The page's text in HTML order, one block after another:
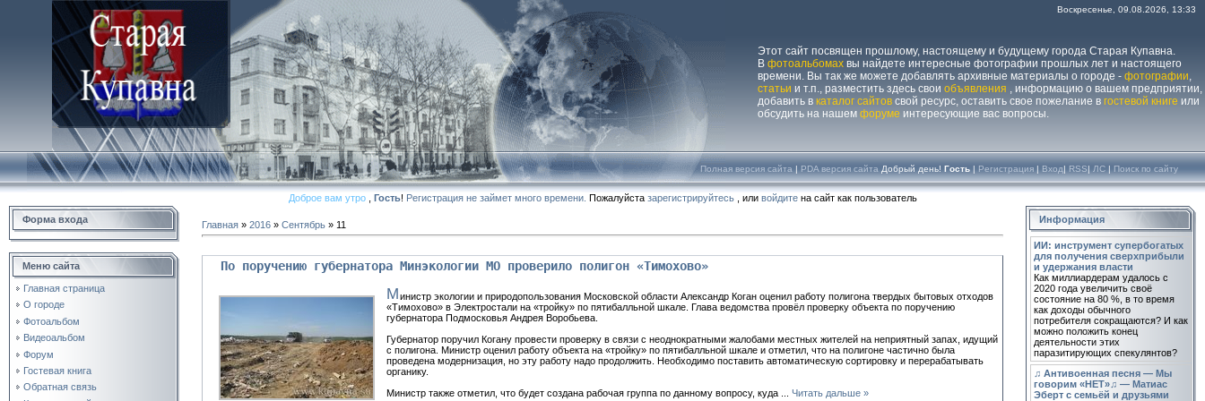
Этот сайт посвящен прошлому, настоящему и будущему города Старая Купавна.
В фотоальбомах вы найдете интересные фотографии прошлых лет и настоящего
времени. Вы так же можете добавлять архивные материалы о городе - фотографии,
статьи и т.п., разместить здесь свои объявления , информацию о вашем предприятии,
добавить в каталог сайтов свой ресурс, оставить свое пожелание в гостевой книге или
обсудить на нашем форуме интересующие вас вопросы.
Воскресенье, 09.08.2026, 13:33
Полная версия сайта | PDA версия сайта Добрый день! Гость | Регистрация | Вход| RSS| ЛС | Поиск по сайту
Доброе вам утро, Гость! Регистрация не займет много времени. Пожалуйста зарегистрируйтесь, или войдитена сайт как пользователь
Форма входа
Меню сайта
Главная страница
О городе
Фотоальбом
Видеоальбом
Форум
Гостевая книга
Обратная связь
Главная » 2016 » Сентябрь » 11
По поручению губернатора Минэкологии МО проверило полигон «Тимохово»
Министр экологии и природопользования Московской области Александр Коган оценил работу полигона твердых бытовых отходов
«Тимохово» в Электростали на «тройку» по пятибалльной шкале. Глава ведомства провёл проверку объекта по поручению
губернатора Подмосковья Андрея Воробьева.
Губернатор поручил Когану провести проверку в связи с неоднократными жалобами местных жителей на неприятный запах, идущий
с полигона. Министр оценил работу объекта на «тройку» по пятибалльной шкале и отметил, что на полигоне частично была
проведена модернизация, но эту работу надо продолжить. Необходимо поставить автоматическую сортировку и перерабатывать
органику.
Министр также отметил, что будет создана рабочая группа по данному вопросу, куда
Читать дальше »
Информация
ИИ: инструмент супербогатых
для получения сверхприбыли
и удержания власти
Как миллиардерам удалось с
2020 года увеличить своё
состояние на 80 %, в то время
как доходы обычного
потребителя сокращаются? И как
можно положить конец
деятельности этих
паразитирующих спекулянтов?
♫ Антивоенная песня — Мы
говорим «НЕТ»♫ — Матиас
Эберт с семьёй и друзьями